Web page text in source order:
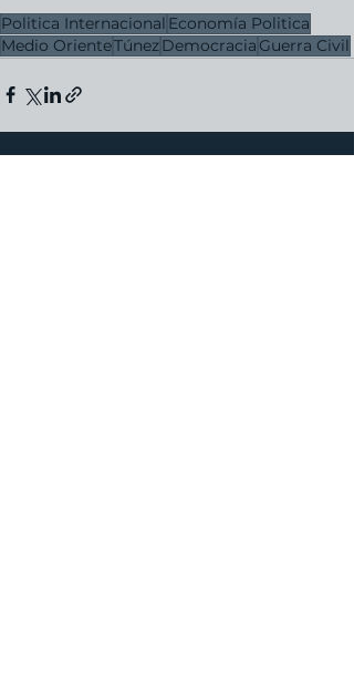
Politica Internacional Economía Politica
Medio OrienteTúnezDemocracia Guerra Civil